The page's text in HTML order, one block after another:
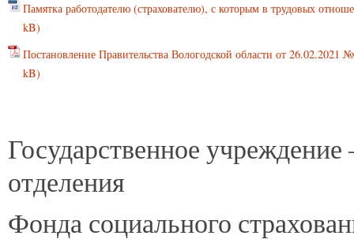
Памятка работодателю (страхователю), с которым в трудовых
Постановление Правительства Вологодской области от 26.02.2021
Государственное
отделения
Фонда социального